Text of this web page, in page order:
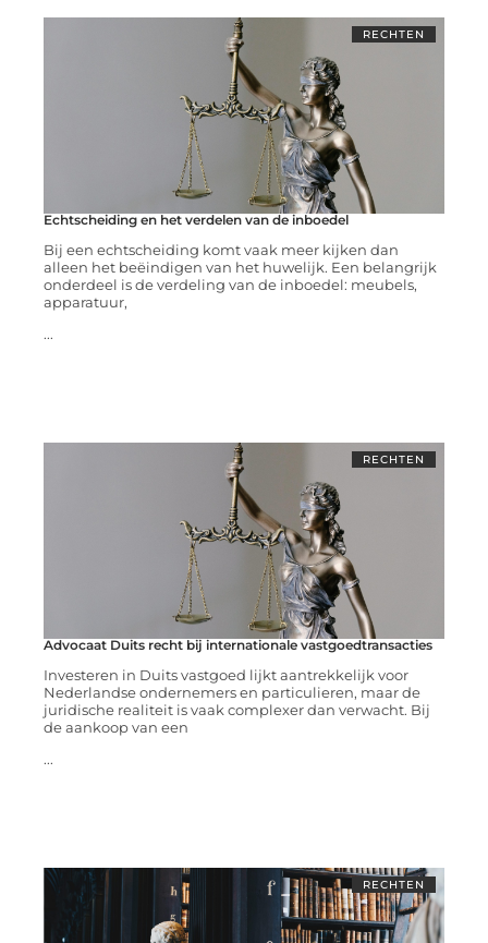
RECHTEN
Echtscheiding en het verdelen van de inboedel
Bij een echtscheiding komt vaak meer kijken dan
alleen het beëindigen van het huwelijk. Een belangrijk
onderdeel is de verdeling van de inboedel: meubels,
apparatuur,
...
RECHTEN
Advocaat Duits recht bij internationale vastgoedtransacties
Investeren in Duits vastgoed lijkt aantrekkelijk voor
Nederlandse ondernemers en particulieren, maar de
juridische realiteit is vaak complexer dan verwacht. Bij
de aankoop van een
...
RECHTEN